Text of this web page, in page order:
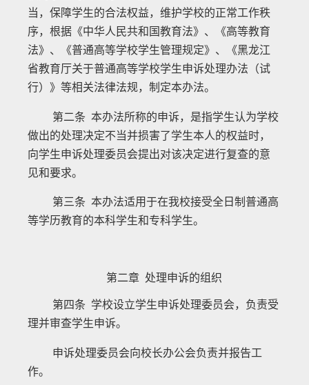
当，保障学生的合法权益，维护学校的正常工作秩
序，根据《中华人民共和国教育法》、《高等教育
法》、《普通高等学校学生管理规定》、《黑龙江
省教育厅关于普通高等学校学生申诉处理办法（试
行）》等相关法律法规，制定本办法。
第二条 本办法所称的申诉，是指学生认为学校
做出的处理决定不当并损害了学生本人的权益时，
向学生申诉处理委员会提出对该决定进行复查的意
见和要求。
第三条 本办法适用于在我校接受全日制普通高
等学历教育的本科学生和专科学生。
第二章 处理申诉的组织
第四条 学校设立学生申诉处理委员会，负责受
理并审查学生申诉。
申诉处理委员会向校长办公会负责并报告工
作。